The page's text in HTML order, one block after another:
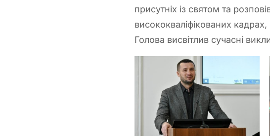
присутніх із святом та
висококваліфікованих
Голова висвітлив сучасні